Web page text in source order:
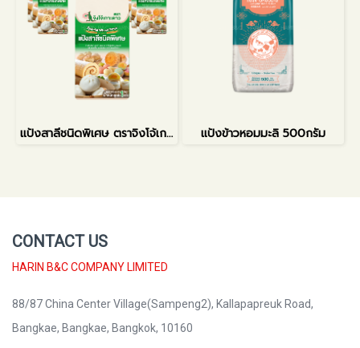
แป้งสาลีชนิดพิเศษ ตราจิงโจ้เกาะดาว แป้งข้าวหอมมะลิ 500กรัม
CONTACT US
HARIN B&C COMPANY LIMITED
88/87 China Center Village(Sampeng2), Kallapapreuk Road,
Bangkae, Bangkae, Bangkok, 10160